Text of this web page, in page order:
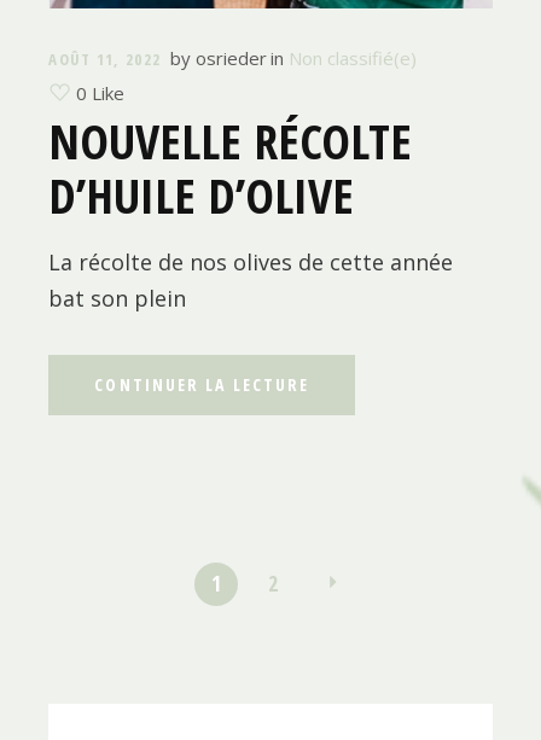
AOÛT 11, 2022 by osriederin Non classifié(e)
0 Like
NOUVELLE RÉCOLTE
D’HUILE D’OLIVE
La récolte de nos olives de cette année
bat son plein
CONTINUER LA LECTURE
1 2